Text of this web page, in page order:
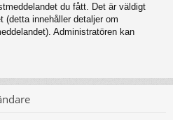
du fått. Det är väldigt
(detta innehåller detaljer om
Administratören kan